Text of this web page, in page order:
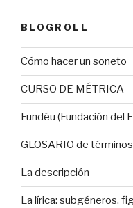
BLOGROLL
Cómo hacer un soneto
CURSO DE MÉTRICA
Fundéu (Fundación del
GLOSARIO de
La descripción
La lírica: subgéneros,